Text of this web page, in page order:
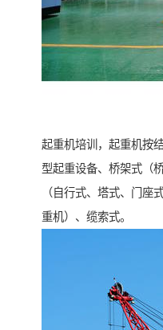
起重机培训，起重机按
型起重设备、桥架式（
（自行式、塔式、门座
重机）、缆索式。